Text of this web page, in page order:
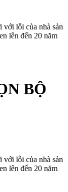
với lỗi của nhà sản
lên đến 20 năm
BỘ
với lỗi của nhà sản
lên đến 20 năm